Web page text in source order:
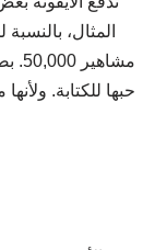
حبها للكتابة.